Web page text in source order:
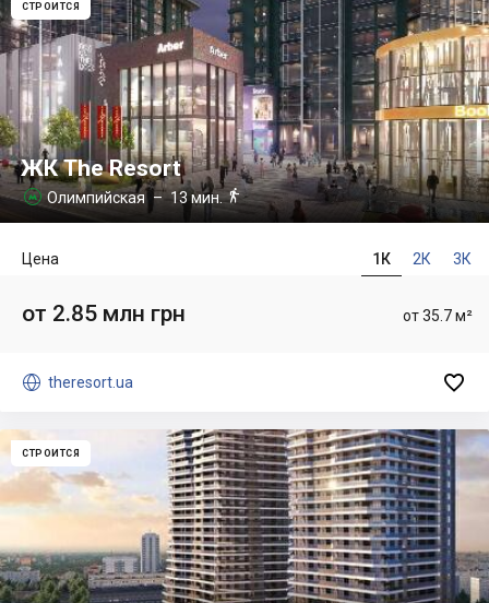
СТРОИТСЯ
ЖК The Resort
 Олимпийская – 13 мин.
1К 2К 3К
Цена
от 35.7 м²
от 2.85 млн грн
 theresort.ua 
СТРОИТСЯ